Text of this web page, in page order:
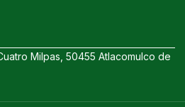
Milpas, 50455 Atlacomulco de